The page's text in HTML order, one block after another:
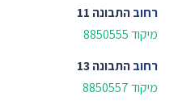
רחובהתבונה 11
מיקוד 8850555
רחובהתבונה 13
מיקוד 8850557